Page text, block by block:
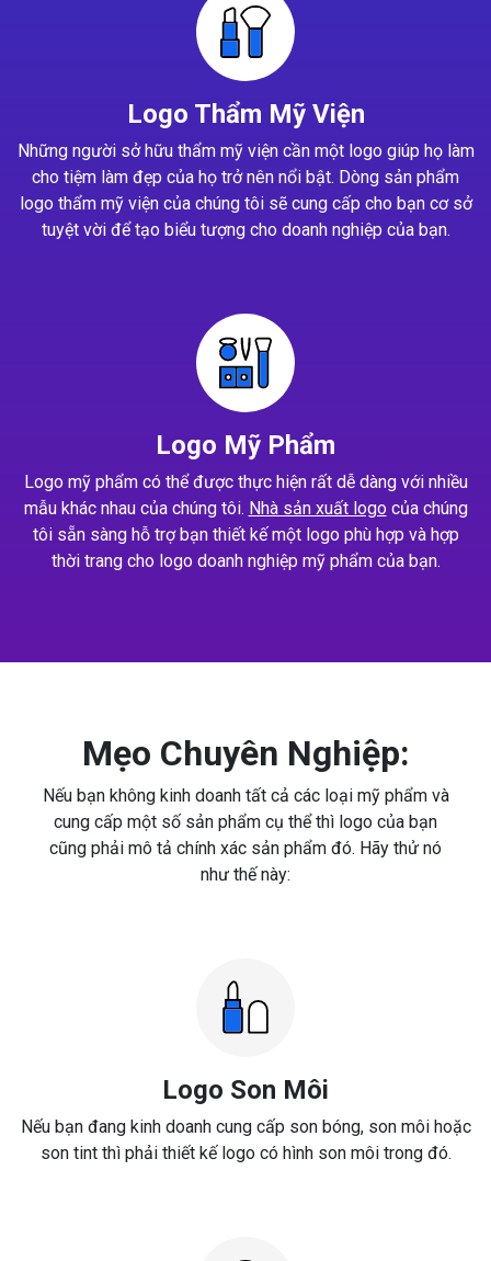
Logo Thẩm Mỹ Viện
Những người sở hữu thẩm mỹ viện cần một logo giúp họ làm
cho tiệm làm đẹp của họ trở nên nổi bật. Dòng sản phẩm
logo thẩm mỹ viện của chúng tôi sẽ cung cấp cho bạn cơ sở
tuyệt vời để tạo biểu tượng cho doanh nghiệp của bạn.
Logo Mỹ Phẩm
Logo mỹ phẩm có thể được thực hiện rất dễ dàng với nhiều
mẫu khác nhau của chúng tôi. Nhà sản xuất logocủa chúng
tôi sẵn sàng hỗ trợ bạn thiết kế một logo phù hợp và hợp
thời trang cho logo doanh nghiệp mỹ phẩm của bạn.
Mẹo Chuyên Nghiệp:
Nếu bạn không kinh doanh tất cả các loại mỹ phẩm và
cung cấp một số sản phẩm cụ thể thì logo của bạn
cũng phải mô tả chính xác sản phẩm đó. Hãy thử nó
như thế này:
Logo Son Môi
Nếu bạn đang kinh doanh cung cấp son bóng, son môi hoặc
son tint thì phải thiết kế logo có hình son môi trong đó.